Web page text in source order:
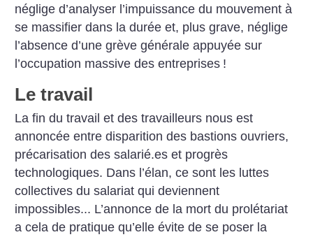
néglige d’analyser l’impuissance du mouvement à
se massifier dans la durée et, plus grave, néglige
l’absence d’une grève générale appuyée sur
l’occupation massive des entreprises !
Le travail
La fin du travail et des travailleurs nous est
annoncée entre disparition des bastions ouvriers,
précarisation des salarié.es et progrès
technologiques. Dans ­l’élan, ce sont les luttes
collectives du salariat qui deviennent
impossibles... L’annonce de la mort du prolétariat
a cela de pratique qu’elle évite de se poser la